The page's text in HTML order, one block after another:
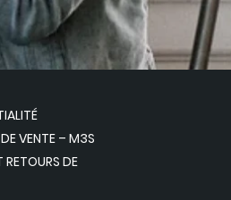
VENTE – M3S
RETOURS DE